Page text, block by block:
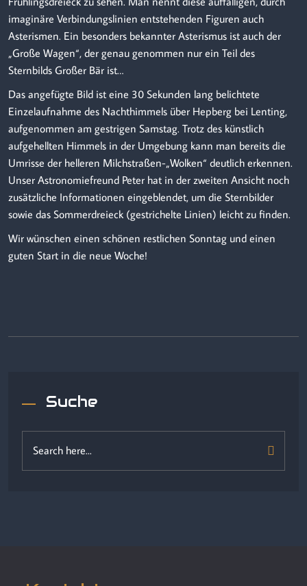
imaginäre Verbindungslinien entstehenden Figuren auch
Asterismen. Ein besonders bekannter Asterismus ist auch der
„Große Wagen“, der genau genommen nur ein Teil des
Sternbilds Großer Bär ist…
Das angefügte Bild ist eine 30 Sekunden lang belichtete
Einzelaufnahme des Nachthimmels über Hepberg bei Lenting,
aufgenommen am gestrigen Samstag. Trotz des künstlich
aufgehellten Himmels in der Umgebung kann man bereits die
Umrisse der helleren Milchstraßen-„Wolken“ deutlich erkennen.
Unser Astronomiefreund Peter hat in der zweiten Ansicht noch
zusätzliche Informationen eingeblendet, um die Sternbilder
sowie das Sommerdreieck (gestrichelte Linien) leicht zu finden.
Wir wünschen einen schönen restlichen Sonntag und einen
guten Start in die neue Woche!
Suche